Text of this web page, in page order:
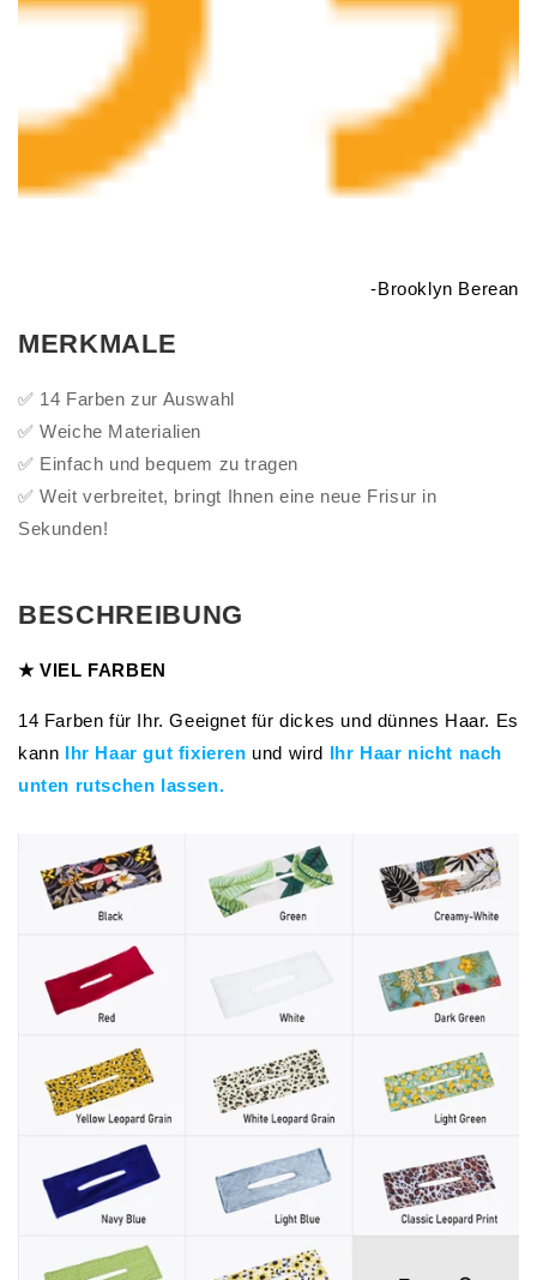
-Brooklyn Berean
MERKMALE
✅ 14 Farben zur Auswahl
✅ Weiche Materialien
✅ Einfach und bequem zu tragen
✅ Weit verbreitet, bringt Ihnen eine neue Frisur in
Sekunden!
BESCHREIBUNG
★ VIEL FARBEN
14 Farben für Ihr. Geeignet für dickes und dünnes Haar. Es
kann Ihr Haar gut fixieren und wird Ihr Haar nicht nach
unten rutschen lassen.